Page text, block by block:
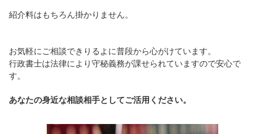
紹介料はもちろん掛かりません。
お気軽にご相談できりるよに普段から心がけています。
行政書士は法律により守秘義務が課せられていますので安心で
す。
あなたの身近な相談相手としてご活用ください。